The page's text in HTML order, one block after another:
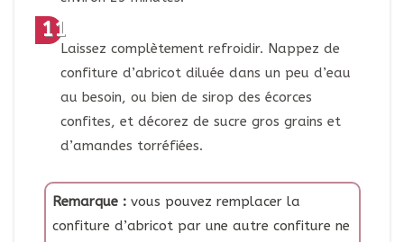
Laissez complètement refroidir. Nappez de
confiture d’abricot diluée dans un peu d’eau
au besoin, ou bien de sirop des écorces
confites, et décorez de sucre gros grains et
d’amandes torréfiées.
Remarque : vous pouvez remplacer la
confiture d’abricot par une autre confiture ne